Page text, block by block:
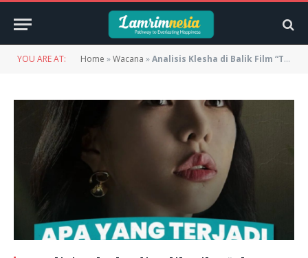
YOU ARE AT: Home »Wacana »Analisis Klesha di Balik Film “The Glory”